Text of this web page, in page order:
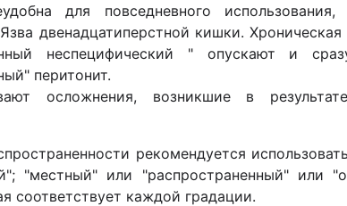
для повседневного
двенадцатиперстной кишки.
неспецифический " опускают и
перитонит.
осложнения, возникшие в
рекомендуется
"местный" или "распространенный" или
соответствует каждой градации.